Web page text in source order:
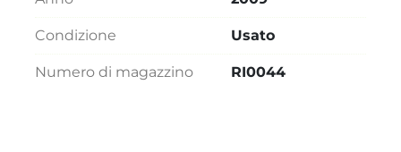
Condizione Usato
Numero di magazzino RI0044